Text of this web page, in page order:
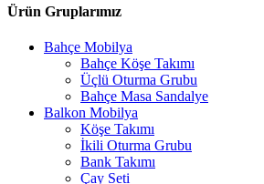
Ürün Gruplarımız
Bahçe Mobilya
Bahçe Köşe Takımı
Üçlü Oturma Grubu
Bahçe Masa Sandalye
Balkon Mobilya
Köşe Takımı
İkili Oturma Grubu
Bank Takımı
Çay Seti